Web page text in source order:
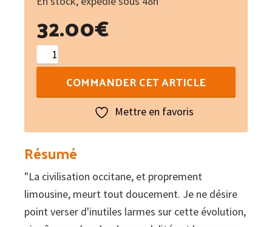
32.00€
quantité
de
COMMANDER CET ARTICLE
Mettre en favoris
Résumé
"La civilisation occitane, et proprement
limousine, meurt tout doucement. Je ne désire
point verser d'inutiles larmes sur cette évolution,